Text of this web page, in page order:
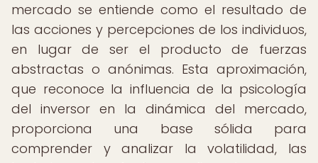
mercado se entiende como el resultado de
las acciones y percepciones de los individuos,
en lugar de ser el producto de fuerzas
abstractas o anónimas. Esta aproximación,
que reconoce la influencia de la psicología
del inversor en la dinámica del mercado,
proporciona una base sólida para
comprender y analizar la volatilidad, las